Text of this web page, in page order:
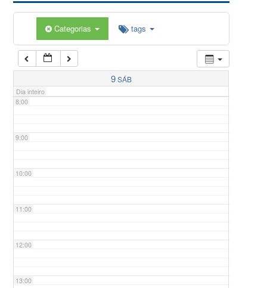
Categorias tags
9SÁB
Dia inteiro
7:00
8:00
9:00
10:00
11:00
12:00
13:00